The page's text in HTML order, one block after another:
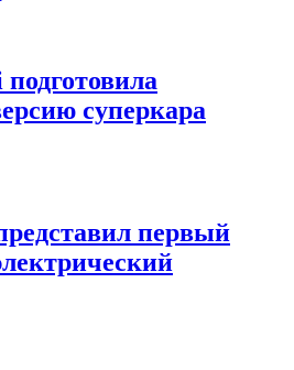
суперкара
первый